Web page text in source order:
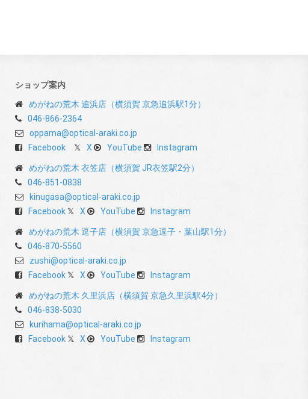
ショップ案内
めがねの荒木 追浜店（横須賀 京急追浜駅1分）
046-866-2364
oppama@optical-araki.co.jp
Facebook
X YouTube Instagram
めがねの荒木 衣笠店（横須賀 JR衣笠駅2分）
046-851-0838
kinugasa@optical-araki.co.jp
Facebook
X YouTube Instagram
めがねの荒木 逗子店（横須賀 京急逗子・葉山駅1分）
046-870-5560
zushi@optical-araki.co.jp
Facebook
X YouTube Instagram
めがねの荒木 久里浜店（横須賀 京急久里浜駅4分）
046-838-5030
kurihama@optical-araki.co.jp
Facebook
X YouTube Instagram